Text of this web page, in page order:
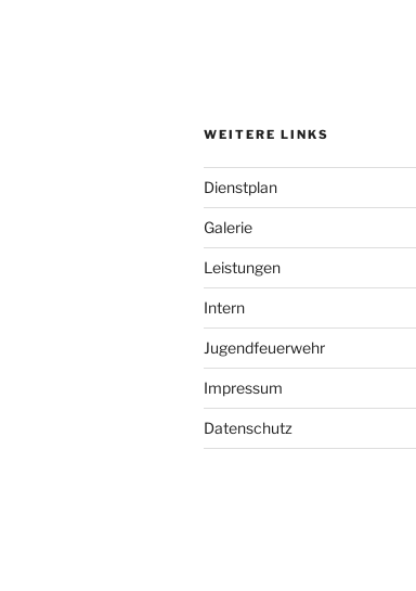
WEITERE LINKS
Dienstplan
Galerie
Leistungen
Intern
Jugendfeuerwehr
Impressum
Datenschutz